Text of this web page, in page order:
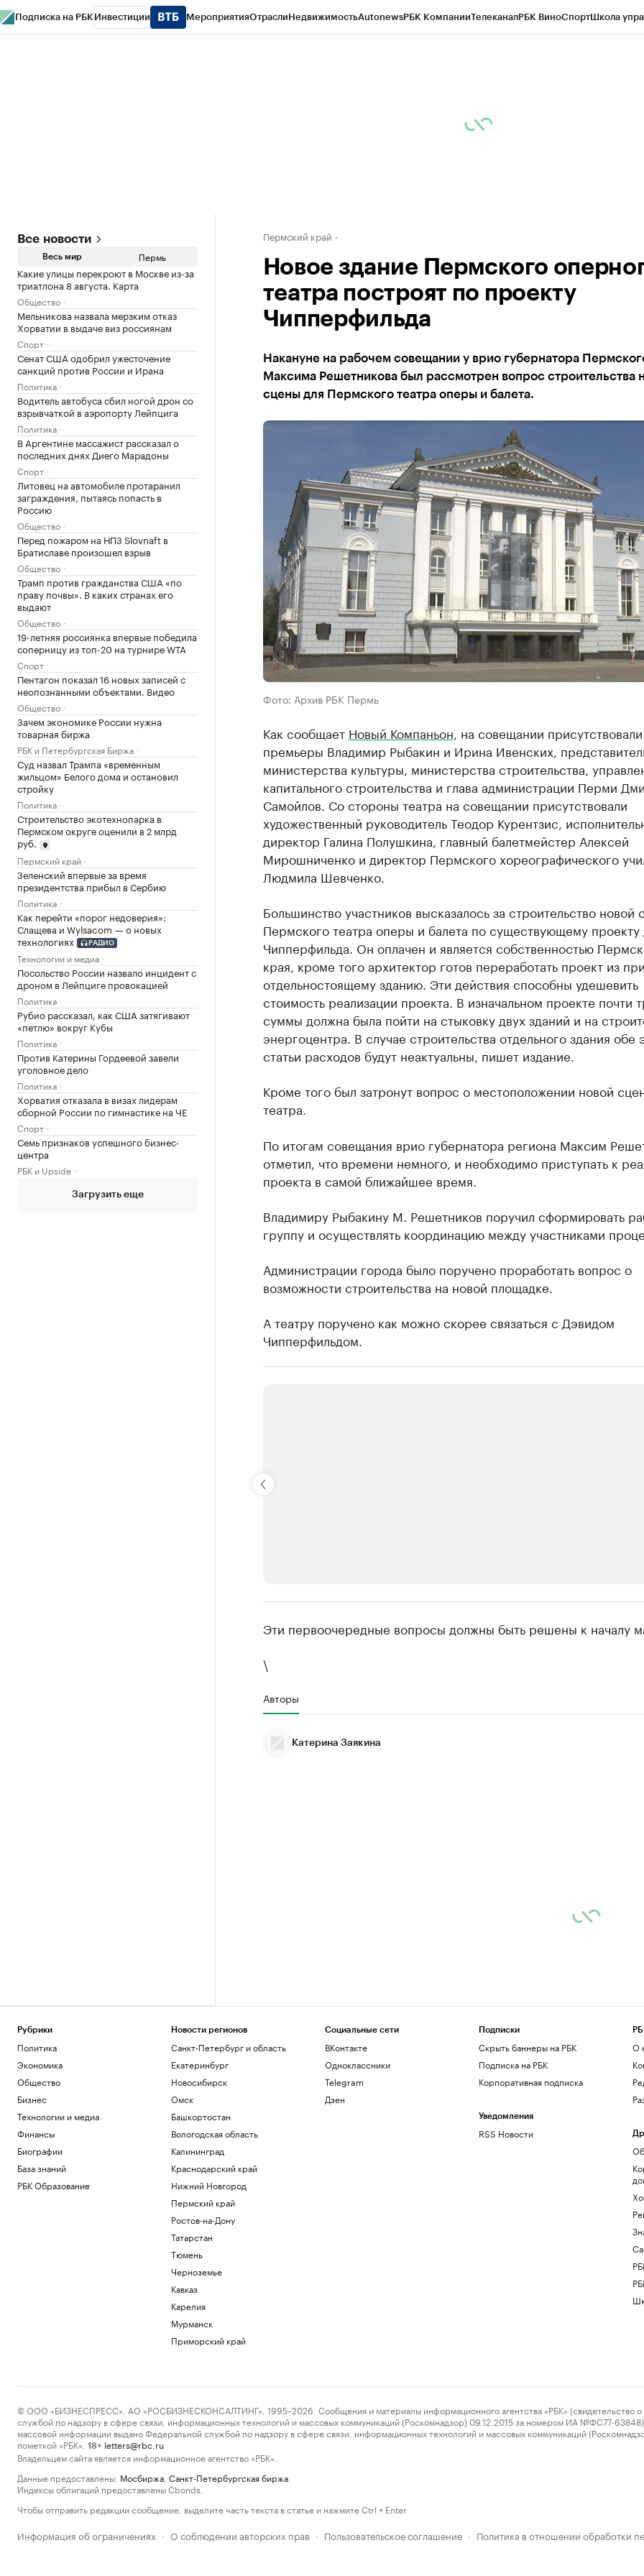
Подписка на РБК Инвестиции МероприятияОтраслиНедвижимостьAutonewsРБК КомпанииТелеканалРБК ВиноСпортШкола
Все новости
Весь мир Пермь
Какие улицы перекроют в Москве из-за
триатлона 8 августа. Карта
Общество
Мельникова назвала мерзким отказ
Хорватии в выдаче виз россиянам
Спорт
Сенат США одобрил ужесточение
санкций против России и Ирана
Политика
Водитель автобуса сбил ногой дрон со
взрывчаткой в аэропорту Лейпцига
Политика
В Аргентине массажист рассказал о
последних днях Диего Марадоны
Спорт
Литовец на автомобиле протаранил
заграждения, пытаясь попасть в
Россию
Общество
Перед пожаром на НПЗ Slovnaft в
Братиславе произошел взрыв
Общество
Трамп против гражданства США «по
праву почвы». В каких странах его
выдают
Общество
19-летняя россиянка впервые победила
соперницу из топ-20 на турнире WTA
Спорт
Пентагон показал 16 новых записей с
неопознанными объектами. Видео
Общество
Зачем экономике России нужна
товарная биржа
РБК и Петербургская Биржа
Суд назвал Трампа «временным
жильцом» Белого дома и остановил
стройку
Политика
Строительство экотехнопарка в
Пермском округе оценили в 2 млрд
руб.
Пермский край
Зеленский впервые за время
президентства прибыл в Сербию
Политика
Как перейти «порог недоверия»:
Слащева и Wylsacom — о новых
технологиях
РАДИО
Технологии и медиа
Посольство России назвало инцидент с
дроном в Лейпциге провокацией
Политика
Рубио рассказал, как США затягивают
«петлю» вокруг Кубы
Политика
Против Катерины Гордеевой завели
уголовное дело
Политика
Хорватия отказала в визах лидерам
сборной России по гимнастике на ЧЕ
Спорт
Семь признаков успешного бизнес-
центра
РБК и Upside
Загрузить еще
Пермский край
Новое здание Пермского
театра построят по проекту
Чипперфильда
Накануне на рабочем совещании у врио губернатора
Максима Решетникова был рассмотрен вопрос строительства
сцены для Пермского театра оперы и балета.
Фото: Архив РБК Пермь
Как сообщает Новый Компаньон , на совещании
премьеры Владимир Рыбакин и Ирина Ивенских,
министерства культуры, министерства строительства,
капитального строительства и глава администрации Перми
Самойлов. Со стороны театра на совещании присутствовали
художественный руководитель Теодор Курентзис,
директор Галина Полушкина, главный балетмейстер Алексей
Мирошниченко и директор Пермского хореографического
Людмила Шевченко.
Большинство участников высказалось за строительство новой
Пермского театра оперы и балета по существующему проекту
Чипперфильда. Он оплачен и является собственностью
края, кроме того архитектор готов переработать проект из
отдельностоящему зданию. Эти действия способны удешевить
стоимость реализации проекта. В изначальном проекте почти
суммы должна была пойти на стыковку двух зданий и на
энергоцентра. В случае строительства отдельного здания обе
статьи расходов будут неактуальны, пишет издание.
Кроме того был затронут вопрос о местоположении новой
театра.
По итогам совещания врио губернатора региона Максим
отметил, что времени немного, и необходимо приступать к
проекта в самой ближайшее время.
Владимиру Рыбакину М. Решетников поручил сформировать
группу и осуществлять координацию между участниками
Администрации города было поручено проработать вопрос о
возможности строительства на новой площадке.
А театру поручено как можно скорее связаться с Дэвидом
Чипперфильдом.
Ознакомьтесь с информацией в каталоге
Эти первоочередные вопросы должны быть решены к началу
\
Авторы
Катерина Заякина
Рубрики
Политика
Экономика
Общество
Бизнес
Технологии и медиа
Финансы
Биографии
База знаний
РБК Образование
Новости регионов
Санкт-Петербург и область
Екатеринбург
Новосибирск
Омск
Башкортостан
Вологодская область
Калининград
Краснодарский край
Нижний Новгород
Пермский край
Ростов-на-Дону
Татарстан
Тюмень
Черноземье
Кавказ
Карелия
Мурманск
Приморский край
Социальные сети
ВКонтакте
Одноклассники
Telegram
Дзен
Подписки
Скрыть баннеры на РБК
Подписка на РБК
Корпоративная подписка
Уведомления
RSS Новости
О
© ООО «БИЗНЕСПРЕСС», АО «РОСБИЗНЕСКОНСАЛТИНГ», 1995–2026. Сообщения и материалы информационного агентства «РБК» (свидетельство о
службой по надзору в сфере связи, информационных технологий и массовых коммуникаций (Роскомнадзор) 09.12.2015 за номером ИА №ФС77-63848)
массовой информации выдано Федеральной службой по надзору в сфере связи, информационных технологий и массовых коммуникаций
пометкой «РБК».
18+ letters@rbc.ru
Владельцем сайта является информационное агентство «РБК».
Данные предоставлены: Мосбиржа Санкт-Петербургская биржа
Индексы облигаций предоставлены Cbonds.
Чтобы отправить редакции сообщение, выделите часть текста в статье и нажмите Ctrl + Enter
Информация об ограничениях · О соблюдении авторских прав · Пользовательское соглашение · Политика в отношении обработки